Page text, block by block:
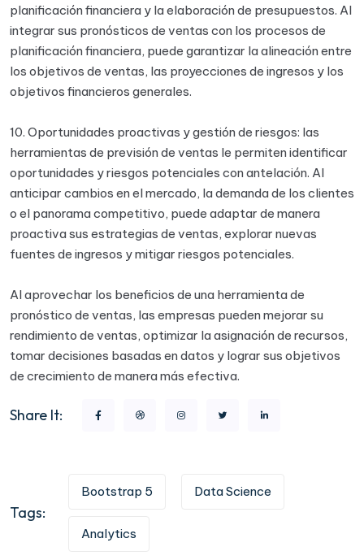
planificación financiera y la elaboración de presupuestos. Al
integrar sus pronósticos de ventas con los procesos de
planificación financiera, puede garantizar la alineación entre
los objetivos de ventas, las proyecciones de ingresos y los
objetivos financieros generales.
10. Oportunidades proactivas y gestión de riesgos: las
herramientas de previsión de ventas le permiten identificar
oportunidades y riesgos potenciales con antelación. Al
anticipar cambios en el mercado, la demanda de los clientes
o el panorama competitivo, puede adaptar de manera
proactiva sus estrategias de ventas, explorar nuevas
fuentes de ingresos y mitigar riesgos potenciales.
Al aprovechar los beneficios de una herramienta de
pronóstico de ventas, las empresas pueden mejorar su
rendimiento de ventas, optimizar la asignación de recursos,
tomar decisiones basadas en datos y lograr sus objetivos
de crecimiento de manera más efectiva.
Share It:
Tags:
Bootstrap 5 Data Science
Analytics